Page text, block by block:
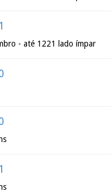
- até 1221 lado ímpar